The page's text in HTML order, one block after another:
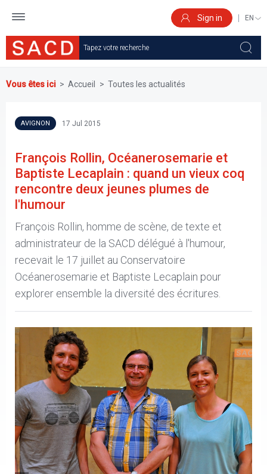
content
Sign in
YOUR
Vous êtes ici Accueil Toutes les actualités
AVIGNON 17 Jul 2015
François Rollin, Océanerosemarie et
Baptiste Lecaplain : quand un vieux coq
rencontre deux jeunes plumes de
l'humour
François Rollin, homme de scène, de texte et
administrateur de la SACD délégué à l'humour,
recevait le 17 juillet au Conservatoire
Océanerosemarie et Baptiste Lecaplain pour
explorer ensemble la diversité des écritures.